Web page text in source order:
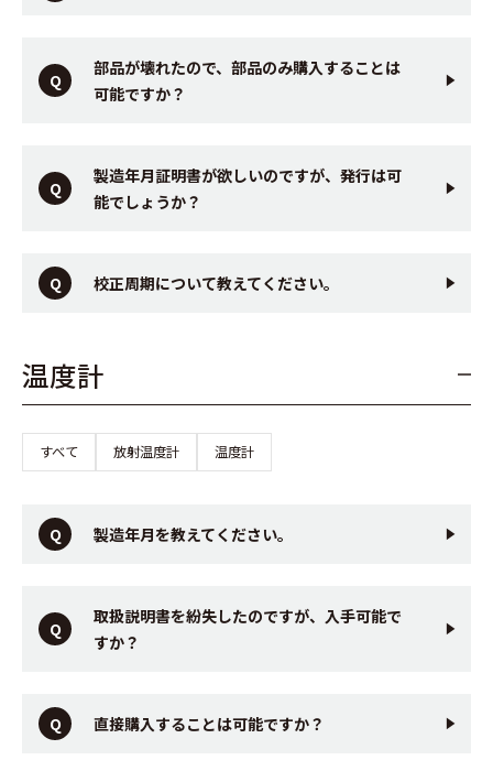
部品が壊れたので、部品のみ購入することは
可能ですか？
製造年月証明書が欲しいのですが、発行は可
能でしょうか？
校正周期について教えてください。
温度計
すべて 放射温度計 温度計
製造年月を教えてください。
取扱説明書を紛失したのですが、入手可能で
すか？
直接購入することは可能ですか？